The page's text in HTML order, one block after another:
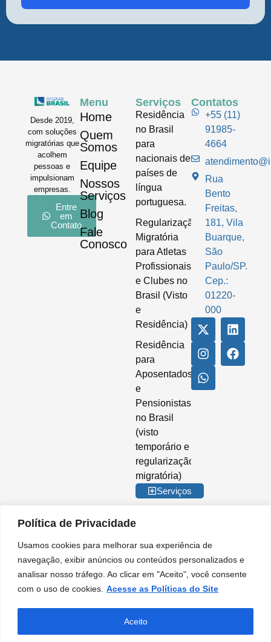
Política de Privacidade
Usamos cookies para melhorar sua experiência de
navegação, exibir anúncios ou conteúdos personalizados e
analisar nosso tráfego. Ao clicar em "Aceito", você consente
com o uso de cookies. Acesse as Políticas do Site
Aceito
Desde 2019,
com soluções
migratórias que
acolhem
pessoas e
impulsionam
empresas.
Entre
em
Contato
Menu
Home
Quem
Somos
Equipe
Nossos
Serviços
Blog
Fale
Conosco
Serviços
Residência
no Brasil
para
nacionais de
países de
língua
portuguesa.
Regularização
Migratória
para Atletas
Profissionais
e Clubes no
Brasil (Visto
e
Residência)
Residência
para
Aposentados
e
Pensionistas
no Brasil
(visto
temporário e
regularização
migratória)
Serviços
Contatos
+55 (11)
91985-
4664
Rua
Bento
Freitas,
181, Vila
Buarque,
São
Paulo/SP.
Cep.:
01220-
000
35.842.274/0001-02. IMIGRAR BRASIL® é marca registrada no INPI. A
Imigrar Brasil é uma empresa privada de consultoria e assessoria
migratória. Não somos órgão do Governo Brasileiro e não mantemos
Nossos serviços são prestados de forma independente, no âmbito do setor
privado, para orientação e apoio em procedimentos migratórios.